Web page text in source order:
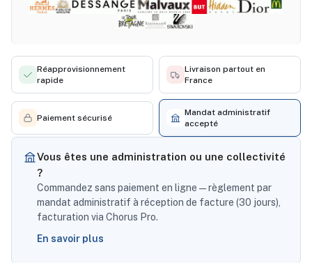
Réapprovisionnement
rapide
Livraison partout en
France
Paiement sécurisé
Mandat administratif
accepté
Vous êtes une administration ou une collectivité
?
Commandez sans paiement en ligne — règlement par
mandat administratif à réception de facture (30 jours),
facturation via Chorus Pro.
En savoir plus